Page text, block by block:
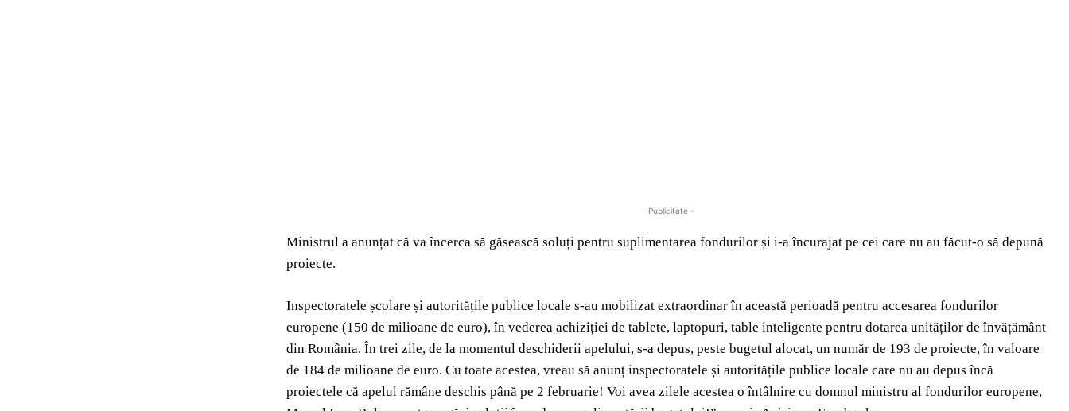
- Publicitate -
Ministrul a anunțat că va încerca să găsească soluți pentru suplimentarea fondurilor și i-a încurajat pe cei care nu au făcut-o să depună
proiecte.
Inspectoratele școlare și autoritățile publice locale s-au mobilizat extraordinar în această perioadă pentru accesarea fondurilor
europene (150 de milioane de euro), în vederea achiziției de tablete, laptopuri, table inteligente pentru dotarea unităților de învățământ
din România. În trei zile, de la momentul deschiderii apelului, s-a depus, peste bugetul alocat, un număr de 193 de proiecte, în valoare
de 184 de milioane de euro. Cu toate acestea, vreau să anunț inspectoratele și autoritățile publice locale care nu au depus încă
proiectele că apelul rămâne deschis până pe 2 februarie! Voi avea zilele acestea o întâlnire cu domnul ministru al fondurilor europene,